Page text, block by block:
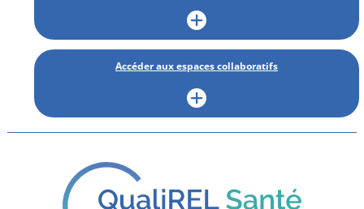
Accéder aux espaces collaboratifs